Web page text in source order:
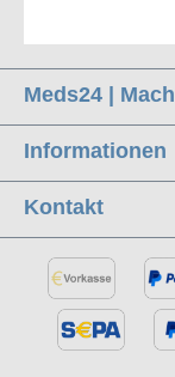
Meds24 |
Informationen
Kontakt